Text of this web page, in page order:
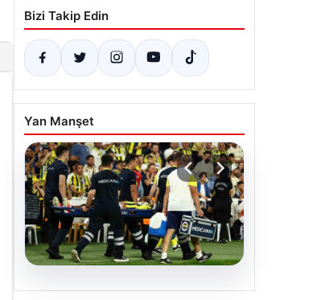
Bizi Takip Edin
Yan Manşet
05.08.2026